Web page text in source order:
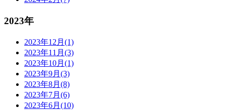
2023年
2023年12月(1)
2023年11月(3)
2023年10月(1)
2023年9月(3)
2023年8月(8)
2023年7月(6)
2023年6月(10)